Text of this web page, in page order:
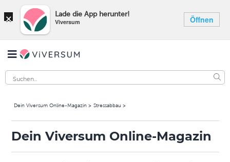
× Lade die App herunter!
Viversum Öffnen
Dein Viversum Online-Magazin Stressabbau
Dein Viversum Online-Magazin